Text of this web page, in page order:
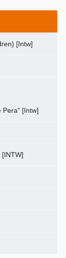
[Intw]
Pera" [Intw]